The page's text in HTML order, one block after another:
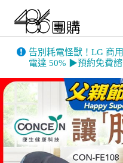
告別耗電怪獸！LG 商
電達 50% ▶預約免費諮